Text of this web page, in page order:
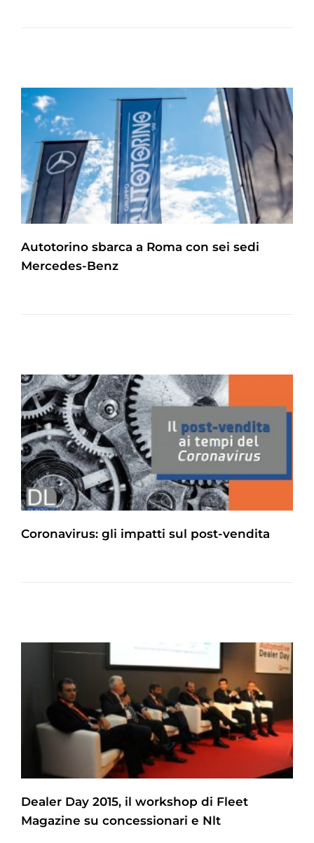
Autotorino sbarca a Roma con sei sedi
Mercedes-Benz
Coronavirus: gli impatti sul post-vendita
Dealer Day 2015, il workshop di Fleet
Magazine su concessionari e Nlt